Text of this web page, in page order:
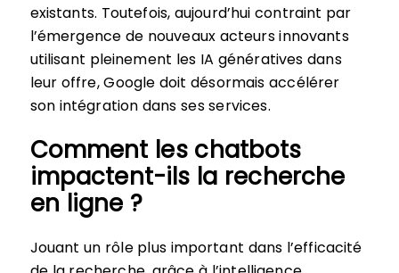
existants. Toutefois, aujourd’hui contraint par
l’émergence de nouveaux acteurs innovants
utilisant pleinement les IA génératives dans
leur offre, Google doit désormais accélérer
son intégration dans ses services.
Comment les chatbots
impactent-ils la recherche
en ligne ?
Jouant un rôle plus important dans l’efficacité